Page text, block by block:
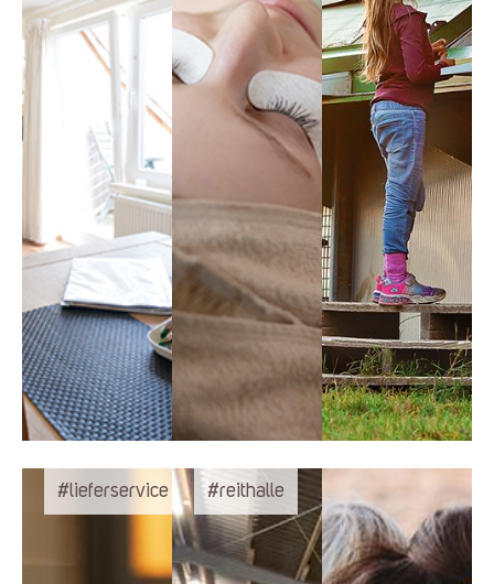
#lieferservice #reithalle